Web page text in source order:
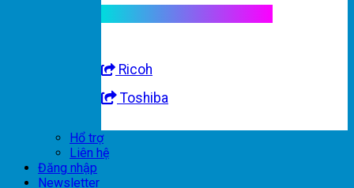
Ricoh
Toshiba
Hổ trợ
Liên hệ
Đăng nhập
Newsletter